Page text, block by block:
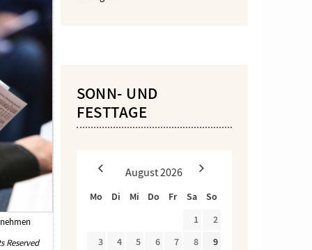
Reserved
SONN- UND
FESTTAGE
August2026
Mo Di Mi Do Fr Sa
So
1
2
3
4 5 6 7 8
9